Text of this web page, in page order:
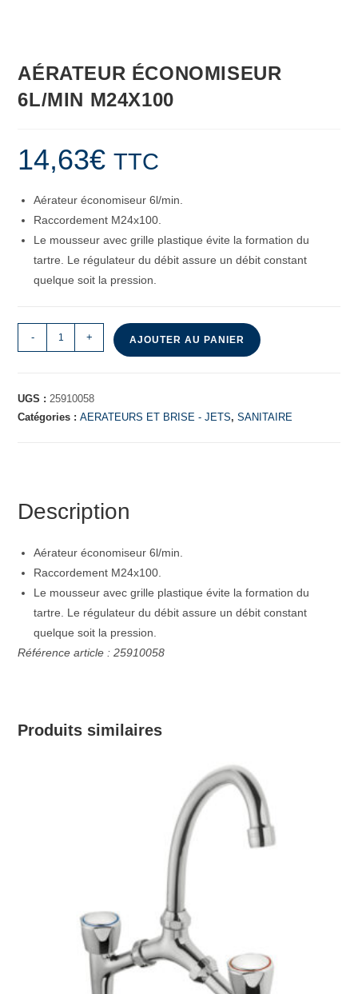
AÉRATEUR ÉCONOMISEUR
6L/MIN M24X100
14,63€ TTC
Aérateur économiseur 6l/min.
Raccordement M24x100.
Le mousseur avec grille plastique évite la formation du
tartre. Le régulateur du débit assure un débit constant
quelque soit la pression.
- + AJOUTER AU PANIER
UGS :25910058
Catégories :AERATEURS ET BRISE - JETS,SANITAIRE
Description
Aérateur économiseur 6l/min.
Raccordement M24x100.
Le mousseur avec grille plastique évite la formation du
tartre. Le régulateur du débit assure un débit constant
quelque soit la pression.
Référence article : 25910058
Produits similaires